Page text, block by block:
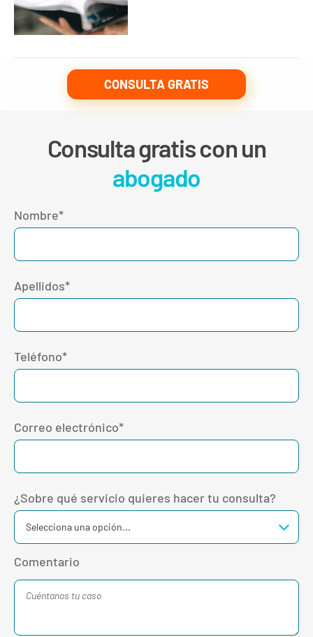
CONSULTA GRATIS
Consulta gratis con un
abogado
Nombre*
Apellidos*
Teléfono*
Correo electrónico*
¿Sobre qué servicio quieres hacer tu consulta?
Comentario